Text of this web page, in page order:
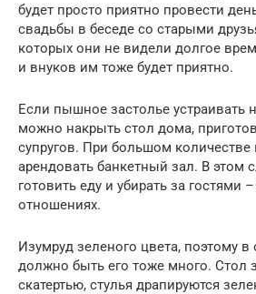
будет просто приятно провести
свадьбы в беседе со старыми
которых они не видели долгое
и внуков им тоже будет приятно.
Если пышное застолье устраивать
можно накрыть стол дома,
супругов. При большом количестве
арендовать банкетный зал. В этом
готовить еду и убирать за гостями
отношениях.
Изумруд зеленого цвета, поэтому в
должно быть его тоже много. Стол
скатертью, стулья драпируются